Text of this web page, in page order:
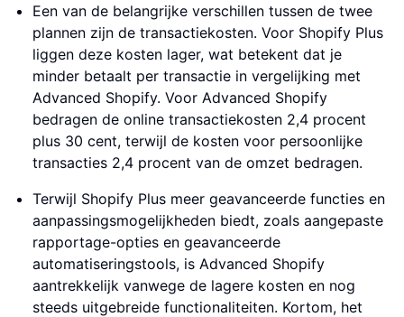
Een van de belangrijke verschillen tussen de twee
plannen zijn de transactiekosten. Voor Shopify Plus
liggen deze kosten lager, wat betekent dat je
minder betaalt per transactie in vergelijking met
Advanced Shopify. Voor Advanced Shopify
bedragen de online transactiekosten 2,4 procent
plus 30 cent, terwijl de kosten voor persoonlijke
transacties 2,4 procent van de omzet bedragen.
Terwijl Shopify Plus meer geavanceerde functies en
aanpassingsmogelijkheden biedt, zoals aangepaste
rapportage-opties en geavanceerde
automatiseringstools, is Advanced Shopify
aantrekkelijk vanwege de lagere kosten en nog
steeds uitgebreide functionaliteiten. Kortom, het